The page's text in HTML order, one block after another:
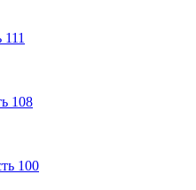
111
108
100